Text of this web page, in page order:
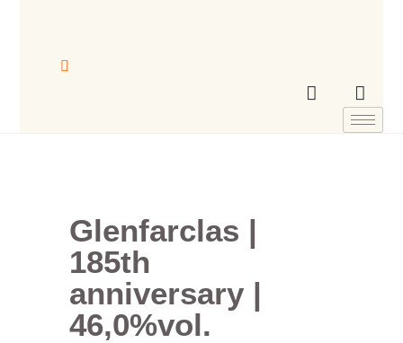
Glenfarclas |
185th
anniversary​ |
46,0%vol.